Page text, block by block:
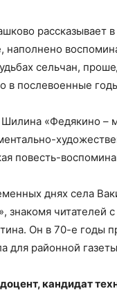
рассказывает
наполнено
сельчан,
в послевоенные
«Федякино –
повесть-
днях села
знакомя читателей
Он в 70-е годы
для районной
доцент, кандидат